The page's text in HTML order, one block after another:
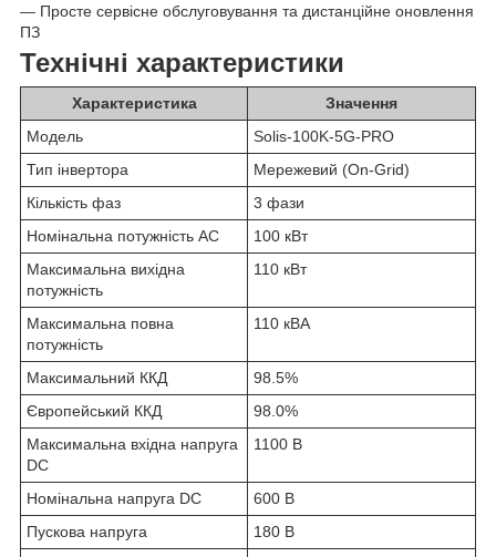
— Просте сервісне обслуговування та дистанційне оновлення
ПЗ
Технічні характеристики
Характеристика
Значення
Модель
Solis-100K-5G-PRO
Тип інвертора
Мережевий (On-Grid)
Кількість фаз
3 фази
Номінальна потужність AC
100 кВт
Максимальна вихідна
потужність
110 кВт
Максимальна повна
потужність
110 кВА
Максимальний ККД
98.5%
Європейський ККД
98.0%
Максимальна вхідна напруга
DC
1100 В
Номінальна напруга DC
600 В
Пускова напруга
180 В